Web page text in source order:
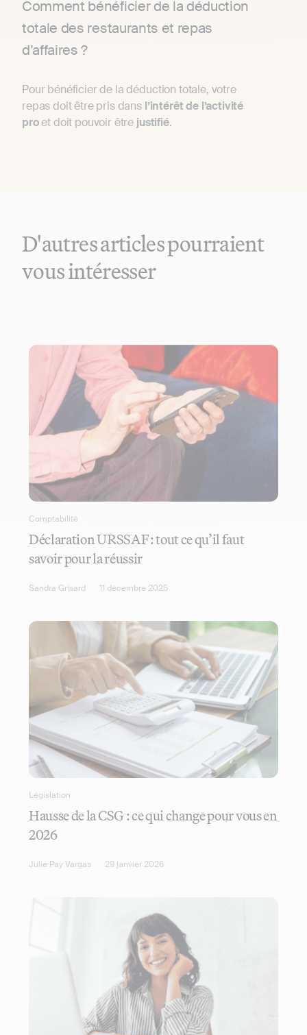
Comment bénéficier de la déduction
totale des restaurants et repas
d’affaires ?
Pour bénéficier de la déduction totale, votre
repas doit être pris dans l’intérêt de l’activité
proet doit pouvoir être justifié.
D'autres articles pourraient
vous intéresser
Comptabilité
Déclaration URSSAF : tout ce qu’il faut
savoir pour la réussir
Sandra Grisard 11 décembre 2025
Législation
Hausse de la CSG : ce qui change pour vous en
2026
Julie Pay Vargas 29 janvier 2026